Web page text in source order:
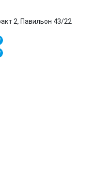
2, Павильон 43/22